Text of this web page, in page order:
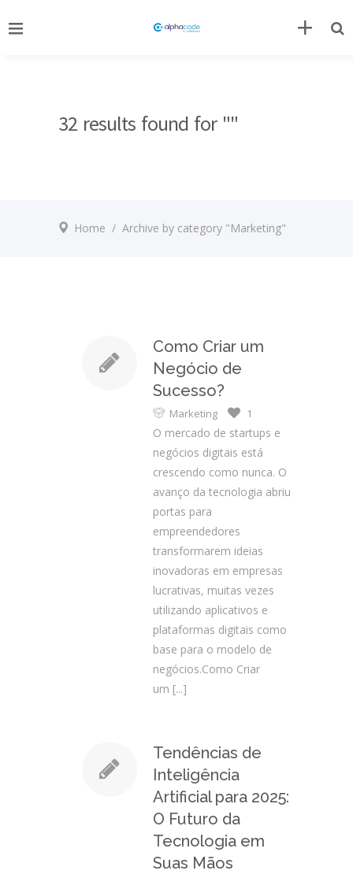
32 results found for ""
Home / Archive by category "Marketing"
Como Criar um
Negócio de
Sucesso?
Marketing 1
O mercado de startups e
negócios digitais está
crescendo como nunca. O
avanço da tecnologia abriu
portas para
empreendedores
transformarem ideias
inovadoras em empresas
lucrativas, muitas vezes
utilizando aplicativos e
plataformas digitais como
base para o modelo de
negócios.Como Criar
um [...]
Tendências de
Inteligência
Artificial para 2025:
O Futuro da
Tecnologia em
Suas Mãos